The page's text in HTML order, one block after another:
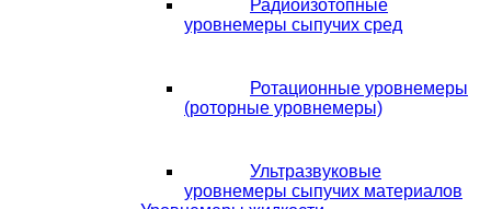
Радиоизотопные
уровнемеры сыпучих сред
Ротационные уровнемеры
(роторные уровнемеры)
Ультразвуковые
уровнемеры сыпучих материалов